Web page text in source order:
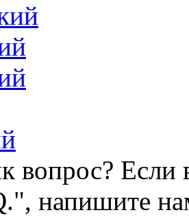
вопрос? Если
напишите